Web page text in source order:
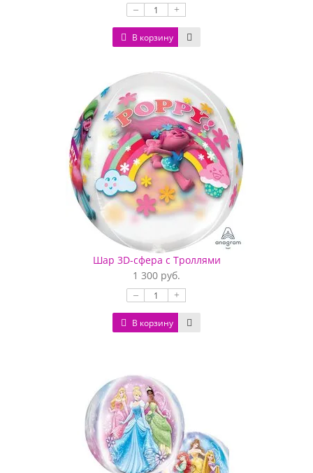
– +
В корзину
Шар 3D-сфера с Троллями
1 300 руб.
– +
В корзину